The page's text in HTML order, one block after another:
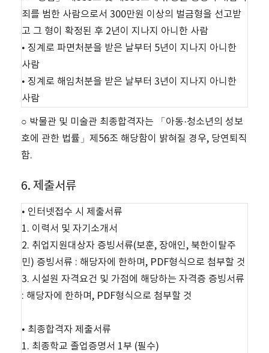
죄를 범한 사람으로서 300만원 이상의 벌금형을 선고받
고 그 형이 확정된 후 2년이 지나지 아니한 사람
• 징계로 파면처분을 받은 날부터 5년이 지나지 아니한
사람
• 징계로 해임처분을 받은 날부터 3년이 지나지 아니한
사람
○ 박물관 및 미술관 최종합격자는 「아동·청소년의 성보
호에 관한 법률」제56조 해당함이 밝혀질 경우, 당연퇴직
함.
6. 제출서류
• 인터넷접수 시 제출서류
1. 이력서 및 자기소개서
2. 취업지원대상자 증빙서류(보훈, 장애인, 북한이탈주
민) 증빙서류 : 해당자에 한하며, PDF형식으로 첨부할 것
3. 시설원 자격요건 및 가점에 해당하는 자격증 증빙서류
: 해당자에 한하며, PDF형식으로 첨부할 것
• 최종합격자 제출서류
1. 최종학교 졸업증명서 1부 (필수)